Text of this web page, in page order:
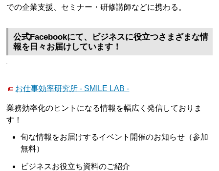
での企業支援、セミナー・研修講師などに携わる。
公式Facebookにて、ビジネスに役立つさまざまな情
報を日々お届けしています！
お仕事効率研究所 - SMILE LAB -
業務効率化のヒントになる情報を幅広く発信しておりま
す！
旬な情報をお届けするイベント開催のお知らせ（参加
無料）
ビジネスお役立ち資料のご紹介